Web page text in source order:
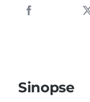
Sinopse